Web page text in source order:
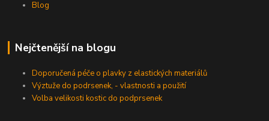
Blog
Nejčtenější na blogu
Doporučená péče o plavky z elastických materiálů
Výztuže do podrsenek, - vlastnosti a použití
Volba velikosti kostic do podprsenek